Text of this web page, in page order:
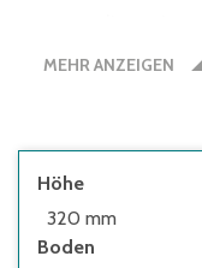
nahezu
MEHR ANZEIGEN
Höhe
320 mm
Boden